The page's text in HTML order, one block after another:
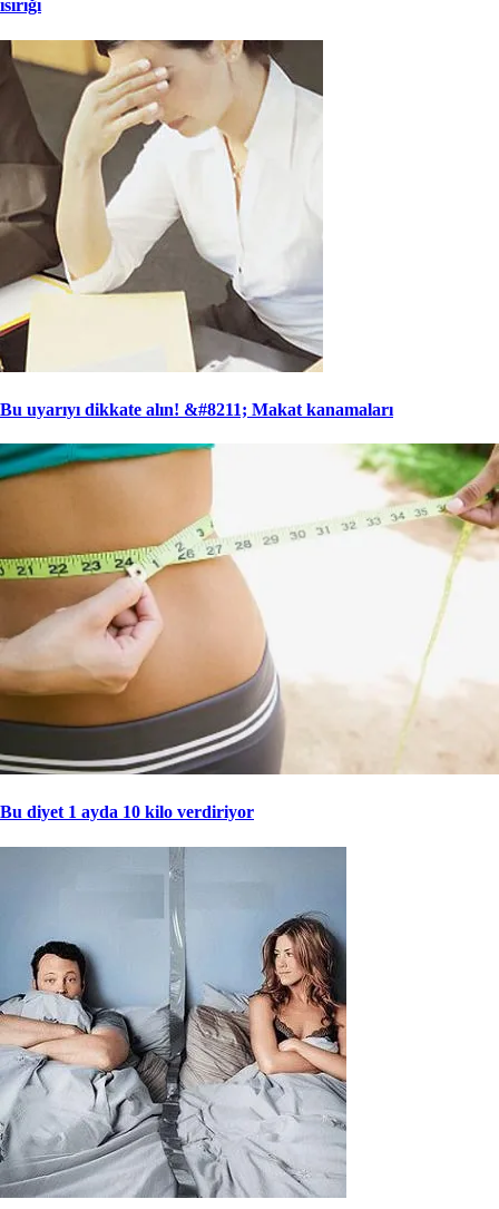
ısırığı
Bu uyarıyı dikkate alın! &#8211; Makat kanamaları
Bu diyet 1 ayda 10 kilo verdiriyor